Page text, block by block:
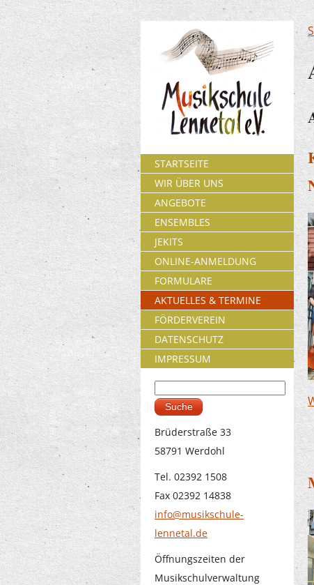
STARTSEITE
WIR ÜBER UNS
ANGEBOTE
ENSEMBLES
JEKITS
ONLINE-ANMELDUNG
FORMULARE
AKTUELLES & TERMINE
FÖRDERVEREIN
DATENSCHUTZ
IMPRESSUM
Suchformular
Brüderstraße 33
58791 Werdohl
Tel. 02392 1508
Fax 02392 14838
info@musikschule-
lennetal.de
Öffnungszeiten der
Musikschulverwaltung